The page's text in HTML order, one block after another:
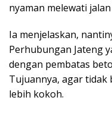
nyaman melewati
Ia menjelaskan,
Perhubungan Jateng
dengan pembatas
Tujuannya, agar tidak
lebih kokoh.